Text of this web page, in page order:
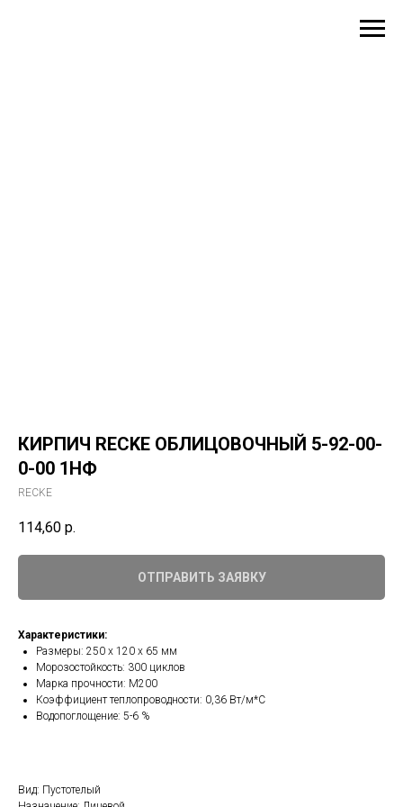
КИРПИЧ RECKE ОБЛИЦОВОЧНЫЙ 5-92-00-
0-00 1НФ
RECKE
114,60 р.
ОТПРАВИТЬ ЗАЯВКУ
Характеристики:
Размеры: 250 х 120 х 65 мм
Морозостойкость: 300 циклов
Марка прочности: М200
Коэффициент теплопроводности: 0,36 Вт/м*С
Водопоглощение: 5-6 %
Вид: Пустотелый